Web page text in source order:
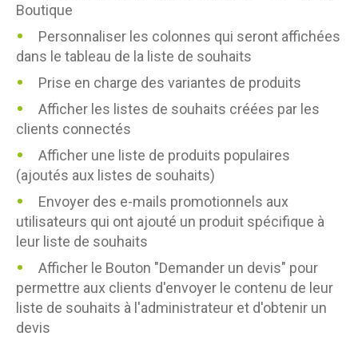
Boutique
Personnaliser les colonnes qui seront affichées
dans le tableau de la liste de souhaits
Prise en charge des variantes de produits
Afficher les listes de souhaits créées par les
clients connectés
Afficher une liste de produits populaires
(ajoutés aux listes de souhaits)
Envoyer des e-mails promotionnels aux
utilisateurs qui ont ajouté un produit spécifique à
leur liste de souhaits
Afficher le Bouton "Demander un devis" pour
permettre aux clients d'envoyer le contenu de leur
liste de souhaits à l'administrateur et d'obtenir un
devis